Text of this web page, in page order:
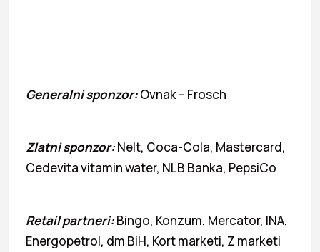
Generalni sponzor:Ovnak – Frosch
Zlatni sponzor:Nelt, Coca-Cola, Mastercard,
Cedevita vitamin water, NLB Banka, PepsiCo
Retail partneri:Bingo, Konzum, Mercator, INA,
Energopetrol, dm BiH, Kort marketi, Z marketi